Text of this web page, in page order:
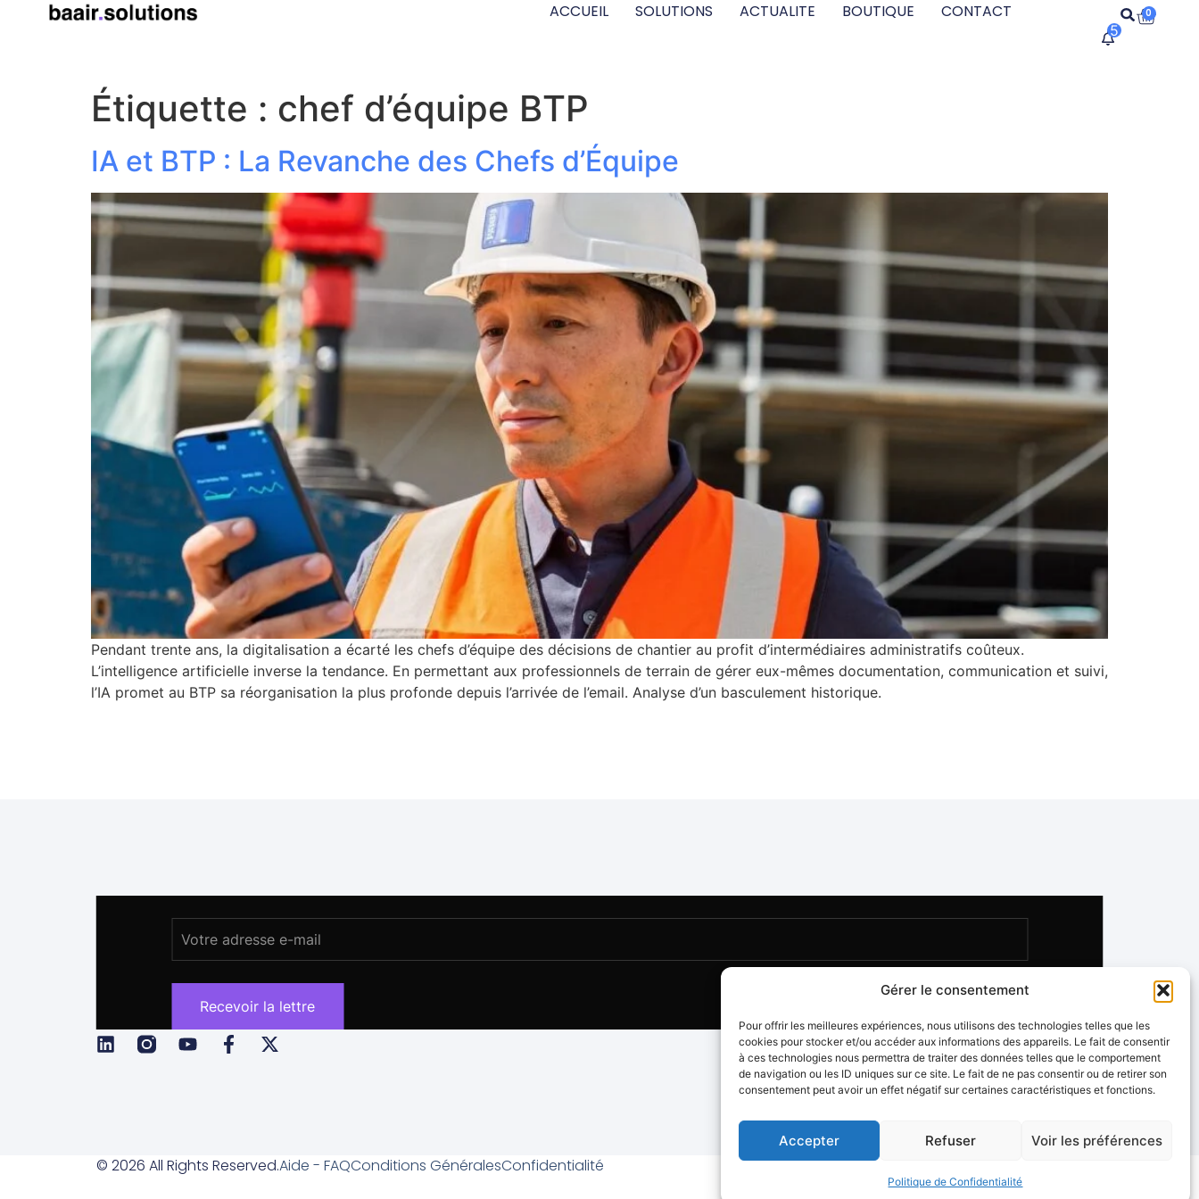
Gérer le consentement
Pour offrir les meilleures expériences, nous utilisons des technologies telles que les
cookies pour stocker et/ou accéder aux informations des appareils. Le fait de consentir
à ces technologies nous permettra de traiter des données telles que le comportement
de navigation ou les ID uniques sur ce site. Le fait de ne pas consentir ou de retirer son
consentement peut avoir un effet négatif sur certaines caractéristiques et fonctions.
Accepter Refuser Voir les préférences
Politique de Confidentialité
ACCUEIL SOLUTIONS ACTUALITE BOUTIQUE CONTACT
5
0
Étiquette : chef d’équipe BTP
IA et BTP : La Revanche des Chefs d’Équipe
Pendant trente ans, la digitalisation a écarté les chefs d’équipe des décisions de chantier au profit d’intermédiaires administratifs coûteux.
L’intelligence artificielle inverse la tendance. En permettant aux professionnels de terrain de gérer eux-mêmes documentation, communication et suivi,
l’IA promet au BTP sa réorganisation la plus profonde depuis l’arrivée de l’email. Analyse d’un basculement historique.
© 2026 All Rights Reserved.Aide - FAQConditions GénéralesConfidentialité